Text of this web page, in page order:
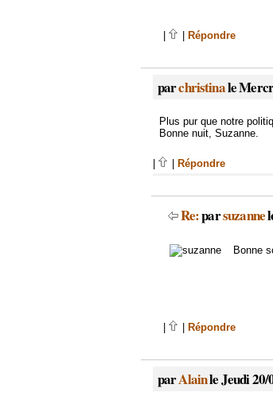
| | Répondre
parchristinale
Plus pur que notre
Bonne nuit, Suzanne.
Répondre
Re:parsuzanne
Bonne
Répondre
parAlainle Jeudi 20/